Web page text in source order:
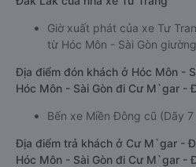
Giờ xuất phát của xe Tư
từ Hóc Môn - Sài Gòn
Địa điểm đón khách ở Hóc Môn -
Hóc Môn - Sài Gòn đi Cư M`gar -
Bến xe Miền Đông cũ (Dãy
Địa điểm trả khách ở Cư M`gar -
Hóc Môn - Sài Gòn đi Cư M`gar -